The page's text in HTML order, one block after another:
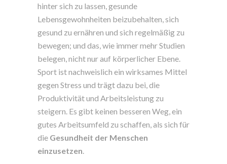
hinter sich zu lassen, gesunde
Lebensgewohnheiten beizubehalten, sich
gesund zu ernähren und sich regelmäßig zu
bewegen; und das, wie immer mehr Studien
belegen, nicht nur auf körperlicher Ebene.
Sport ist nachweislich ein wirksames Mittel
gegen Stress und trägt dazu bei, die
Produktivität und Arbeitsleistung zu
steigern. Es gibt keinen besseren Weg, ein
gutes Arbeitsumfeld zu schaffen, als sich für
die Gesundheit der Menschen
einzusetzen.